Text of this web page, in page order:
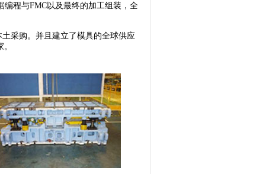
编程与FMC以及最终的加工组装，全
土采购。并且建立了模具的全球供应